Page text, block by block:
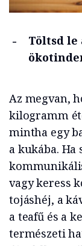
Töltsd le
Az megvan,
kilogramm
mintha egy
a kukába.
vagy keress
tojáshéj, a
a teafű és a
természeti